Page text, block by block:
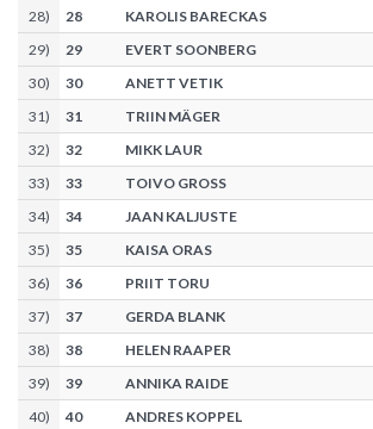
28) 28
KAROLIS BARECKAS
29) 29
EVERT SOONBERG
30) 30
ANETT VETIK
31) 31
TRIIN MÄGER
32) 32
MIKK LAUR
33) 33
TOIVO GROSS
34) 34
JAAN KALJUSTE
35) 35
KAISA ORAS
36) 36
PRIIT TORU
37) 37
GERDA BLANK
38) 38
HELEN RAAPER
39) 39
ANNIKA RAIDE
40) 40
ANDRES KOPPEL